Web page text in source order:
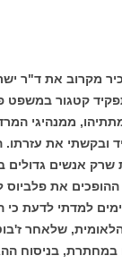
מקרוב את ד"ר
קטגור במשפט
ממנהיגי
ובקשתי את עזרתו.
שרק אנשים
את פלביוס
למדתי לדעת
שלאחר
בניסוח